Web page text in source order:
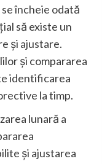
încheie odată
să existe un
și ajustare.
și compararea
identificarea
la timp.
lunară a
și ajustarea